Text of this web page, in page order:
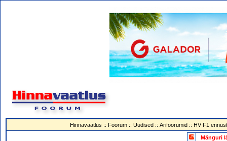
Hinnavaatlus :: Foorum:: Uudised:: Ärifoorumid:: HV F1
Mänguri